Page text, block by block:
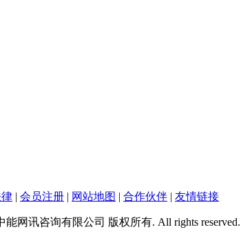
| 会员注册 | 网站地图 | 合作伙伴 | 友情链接
能网讯咨询有限公司 版权所有. All rights reserved.